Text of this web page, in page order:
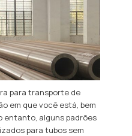
para transporte de
em que você está, bem
entanto, alguns padrões
para tubos sem